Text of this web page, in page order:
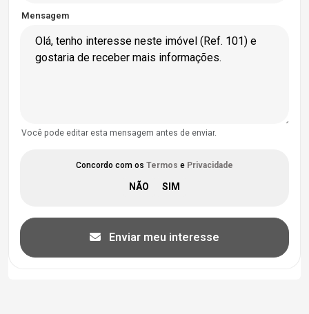
Mensagem
Você pode editar esta mensagem antes de enviar.
Concordo com os Termos e Privacidade
Enviar meu interesse